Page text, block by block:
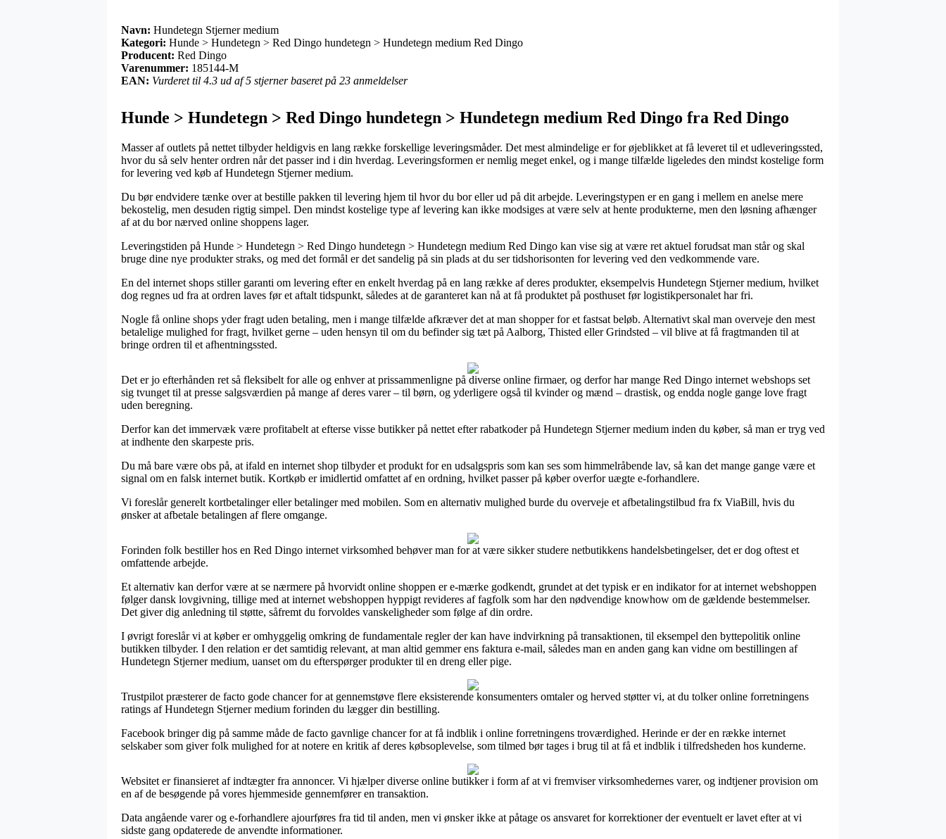
Navn: Hundetegn Stjerner medium
Kategori: Hunde > Hundetegn > Red Dingo hundetegn > Hundetegn medium Red Dingo
Producent: Red Dingo
Varenummer: 185144-M
EAN: Vurderet til 4.3 ud af 5 stjerner baseret på 23 anmeldelser
Hunde > Hundetegn > Red Dingo hundetegn > Hundetegn medium Red Dingo fra Red Dingo
Masser af outlets på nettet tilbyder heldigvis en lang række forskellige leveringsmåder. Det mest almindelige er for øjeblikket at få leveret til et udleveringssted,
hvor du så selv henter ordren når det passer ind i din hverdag. Leveringsformen er nemlig meget enkel, og i mange tilfælde ligeledes den mindst kostelige form
for levering ved køb af Hundetegn Stjerner medium.
Du bør endvidere tænke over at bestille pakken til levering hjem til hvor du bor eller ud på dit arbejde. Leveringstypen er en gang i mellem en anelse mere
bekostelig, men desuden rigtig simpel. Den mindst kostelige type af levering kan ikke modsiges at være selv at hente produkterne, men den løsning afhænger
af at du bor nærved online shoppens lager.
Leveringstiden på Hunde > Hundetegn > Red Dingo hundetegn > Hundetegn medium Red Dingo kan vise sig at være ret aktuel forudsat man står og skal
bruge dine nye produkter straks, og med det formål er det sandelig på sin plads at du ser tidshorisonten for levering ved den vedkommende vare.
En del internet shops stiller garanti om levering efter en enkelt hverdag på en lang række af deres produkter, eksempelvis Hundetegn Stjerner medium, hvilket
dog regnes ud fra at ordren laves før et aftalt tidspunkt, således at de garanteret kan nå at få produktet på posthuset før logistikpersonalet har fri.
Nogle få online shops yder fragt uden betaling, men i mange tilfælde afkræver det at man shopper for et fastsat beløb. Alternativt skal man overveje den mest
betalelige mulighed for fragt, hvilket gerne – uden hensyn til om du befinder sig tæt på Aalborg, Thisted eller Grindsted – vil blive at få fragtmanden til at
bringe ordren til et afhentningssted.
Det er jo efterhånden ret så fleksibelt for alle og enhver at prissammenligne på diverse online firmaer, og derfor har mange Red Dingo internet webshops set
sig tvunget til at presse salgsværdien på mange af deres varer – til børn, og yderligere også til kvinder og mænd – drastisk, og endda nogle gange love fragt
uden beregning.
Derfor kan det immervæk være profitabelt at efterse visse butikker på nettet efter rabatkoder på Hundetegn Stjerner medium inden du køber, så man er tryg ved
at indhente den skarpeste pris.
Du må bare være obs på, at ifald en internet shop tilbyder et produkt for en udsalgspris som kan ses som himmelråbende lav, så kan det mange gange være et
signal om en falsk internet butik. Kortkøb er imidlertid omfattet af en ordning, hvilket passer på køber overfor uægte e-forhandlere.
Vi foreslår generelt kortbetalinger eller betalinger med mobilen. Som en alternativ mulighed burde du overveje et afbetalingstilbud fra fx ViaBill, hvis du
ønsker at afbetale betalingen af flere omgange.
Forinden folk bestiller hos en Red Dingo internet virksomhed behøver man for at være sikker studere netbutikkens handelsbetingelser, det er dog oftest et
omfattende arbejde.
Et alternativ kan derfor være at se nærmere på hvorvidt online shoppen er e-mærke godkendt, grundet at det typisk er en indikator for at internet webshoppen
følger dansk lovgivning, tillige med at internet webshoppen hyppigt revideres af fagfolk som har den nødvendige knowhow om de gældende bestemmelser.
Det giver dig anledning til støtte, såfremt du forvoldes vanskeligheder som følge af din ordre.
I øvrigt foreslår vi at køber er omhyggelig omkring de fundamentale regler der kan have indvirkning på transaktionen, til eksempel den byttepolitik online
butikken tilbyder. I den relation er det samtidig relevant, at man altid gemmer ens faktura e-mail, således man en anden gang kan vidne om bestillingen af
Hundetegn Stjerner medium, uanset om du efterspørger produkter til en dreng eller pige.
Trustpilot præsterer de facto gode chancer for at gennemstøve flere eksisterende konsumenters omtaler og herved støtter vi, at du tolker online forretningens
ratings af Hundetegn Stjerner medium forinden du lægger din bestilling.
Facebook bringer dig på samme måde de facto gavnlige chancer for at få indblik i online forretningens troværdighed. Herinde er der en række internet
selskaber som giver folk mulighed for at notere en kritik af deres købsoplevelse, som tilmed bør tages i brug til at få et indblik i tilfredsheden hos kunderne.
Websitet er finansieret af indtægter fra annoncer. Vi hjælper diverse online butikker i form af at vi fremviser virksomhedernes varer, og indtjener provision om
en af de besøgende på vores hjemmeside gennemfører en transaktion.
Data angående varer og e-forhandlere ajourføres fra tid til anden, men vi ønsker ikke at påtage os ansvaret for korrektioner der eventuelt er lavet efter at vi
sidste gang opdaterede de anvendte informationer.